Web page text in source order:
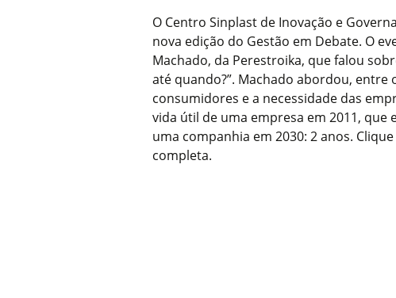
O Centro Sinplast de Inovação e
nova edição do Gestão em Debate. O
Machado, da Perestroika, que falou
até quando?”. Machado abordou,
consumidores e a necessidade das
vida útil de uma empresa em 2011, que
uma companhia em 2030: 2 anos. Clique
completa.